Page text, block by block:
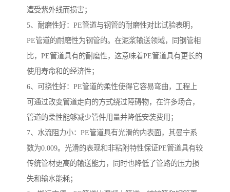
遭受紫外线而损害；
5、耐磨性好：PE管道与钢管的耐磨性对比试验表明，
PE管道的耐磨性为钢管的。在泥浆输送领域，同钢管相
比，PE管道具有的耐磨性，这意味着PE管道具有更长的
使用寿命和的经济性；
6、可挠性好：PE管道的柔性使得它容易弯曲，工程上
可通过改变管道走向的方式绕过障碍物，在许多场合，
管道的柔性能够减少管件用量并降低安装费用；
7、水流阻力小：PE管道具有光滑的内表面，其曼宁系
数为0.009。光滑的表现和非粘附特性保证PE管道具有较
传统管材更高的输送能力，同时也降低了管路的压力损
失和输水能耗；